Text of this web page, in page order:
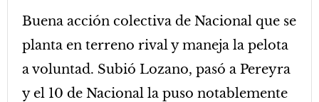
Buena acción colectiva de Nacional que se
planta en terreno rival y maneja la pelota
a voluntad. Subió Lozano, pasó a Pereyra
y el 10 de Nacional la puso notablemente